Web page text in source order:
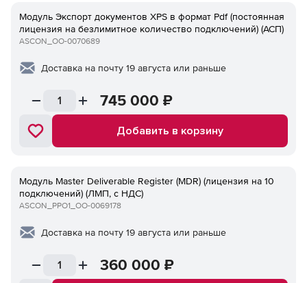
Модуль Экспорт документов XPS в формат Pdf (постоянная
лицензия на безлимитное количество подключений) (АСП)
ASCON_ОО-0070689
Доставка на почту 19 августа или раньше
745 000 ₽
Добавить в корзину
Модуль Master Deliverable Register (MDR) (лицензия на 10
подключений) (ЛМП, с НДС)
ASCON_PPO1_ОО-0069178
Доставка на почту 19 августа или раньше
360 000 ₽